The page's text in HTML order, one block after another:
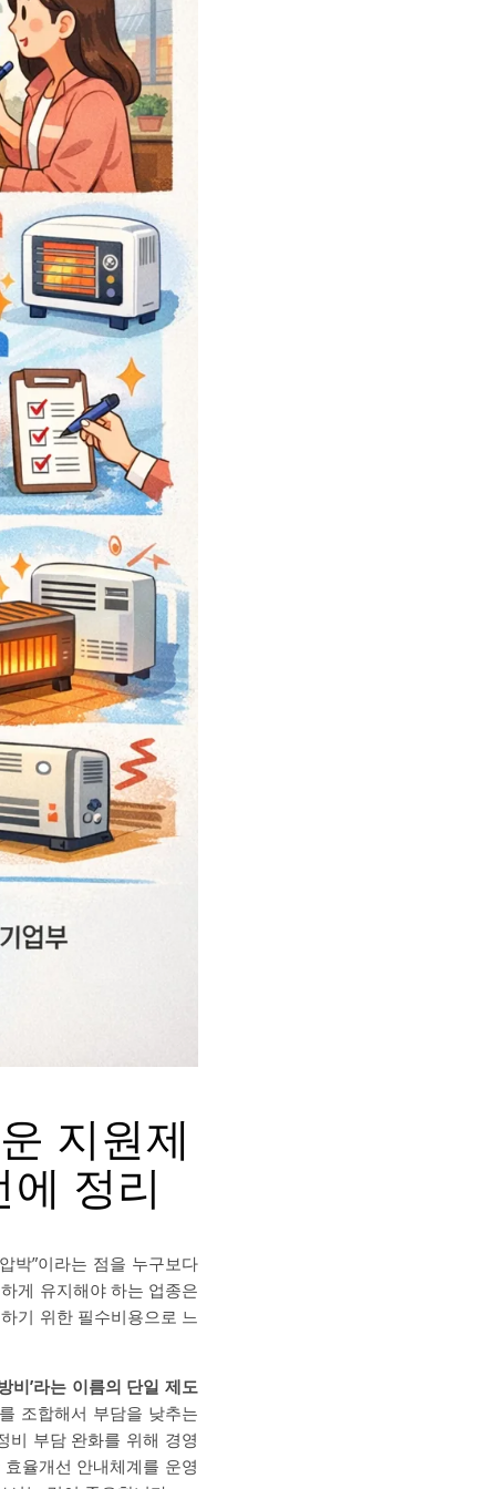
지원제
정리
박”이라는 점을 누구보다
게 유지해야 하는 업종은
기 위한 필수비용으로 느
비’라는 이름의 단일 제도
조합해서 부담을 낮추는
비 부담 완화를 위해 경영
율개선 안내체계를 운영